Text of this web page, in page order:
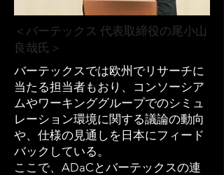
＜バーテックス 代表取締役の尾小山
良哉氏＞
バーテックスでは欧州でリサーチに
当たる担当者もおり、コンソーシア
ムやワーキンググループでのシミュ
レーション環境に関する議論の動向
や、仕様の見通しを日本にフィード
バックしている。
ここで、ADaCとバーテックスの連